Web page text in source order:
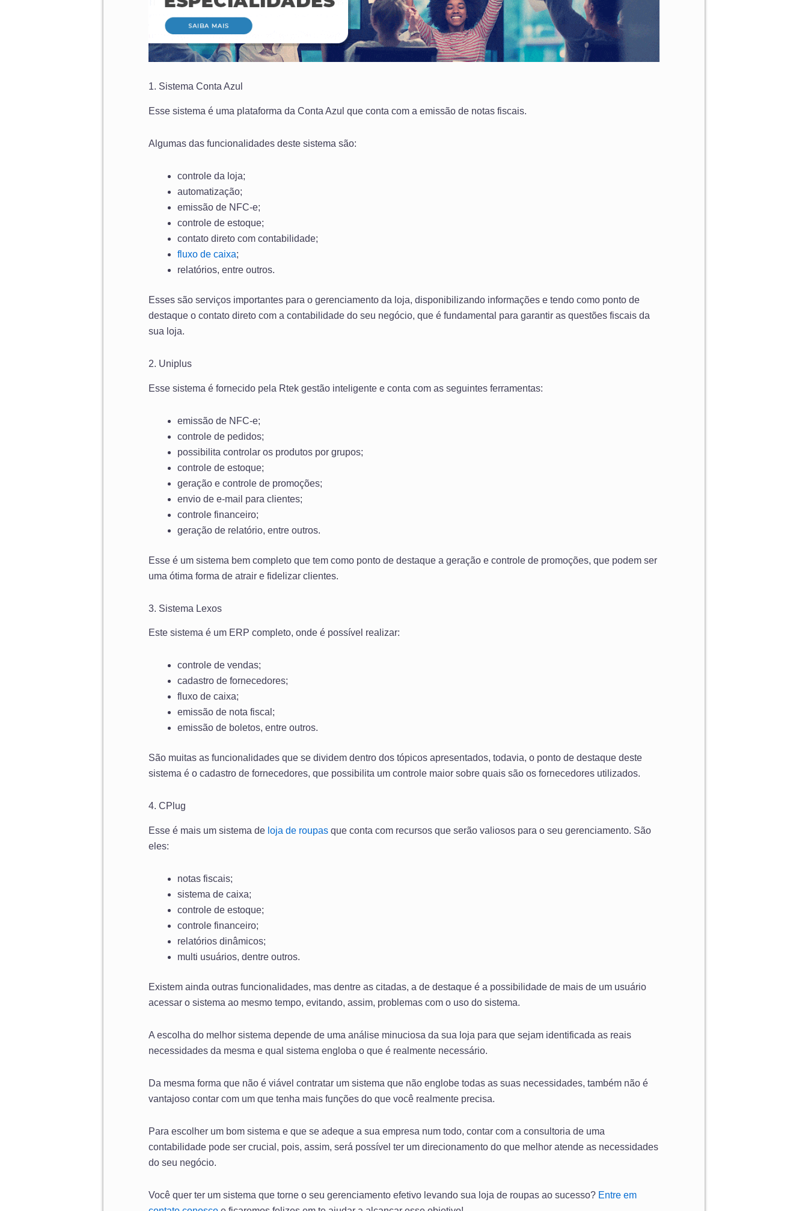
1. Sistema Conta Azul
Esse sistema é uma plataforma da Conta Azul que conta com a emissão de notas fiscais.
Algumas das funcionalidades deste sistema são:
controle da loja;
automatização;
emissão de NFC-e;
controle de estoque;
contato direto com contabilidade;
fluxo de caixa;
relatórios, entre outros.
Esses são serviços importantes para o gerenciamento da loja, disponibilizando informações e tendo como ponto de
destaque o contato direto com a contabilidade do seu negócio, que é fundamental para garantir as questões fiscais da
sua loja.
2. Uniplus
Esse sistema é fornecido pela Rtek gestão inteligente e conta com as seguintes ferramentas:
emissão de NFC-e;
controle de pedidos;
possibilita controlar os produtos por grupos;
controle de estoque;
geração e controle de promoções;
envio de e-mail para clientes;
controle financeiro;
geração de relatório, entre outros.
Esse é um sistema bem completo que tem como ponto de destaque a geração e controle de promoções, que podem ser
uma ótima forma de atrair e fidelizar clientes.
3. Sistema Lexos
Este sistema é um ERP completo, onde é possível realizar:
controle de vendas;
cadastro de fornecedores;
fluxo de caixa;
emissão de nota fiscal;
emissão de boletos, entre outros.
São muitas as funcionalidades que se dividem dentro dos tópicos apresentados, todavia, o ponto de destaque deste
sistema é o cadastro de fornecedores, que possibilita um controle maior sobre quais são os fornecedores utilizados.
4. CPlug
Esse é mais um sistema de loja de roupas que conta com recursos que serão valiosos para o seu gerenciamento. São
eles:
notas fiscais;
sistema de caixa;
controle de estoque;
controle financeiro;
relatórios dinâmicos;
multi usuários, dentre outros.
Existem ainda outras funcionalidades, mas dentre as citadas, a de destaque é a possibilidade de mais de um usuário
acessar o sistema ao mesmo tempo, evitando, assim, problemas com o uso do sistema.
A escolha do melhor sistema depende de uma análise minuciosa da sua loja para que sejam identificada as reais
necessidades da mesma e qual sistema engloba o que é realmente necessário.
Da mesma forma que não é viável contratar um sistema que não englobe todas as suas necessidades, também não é
vantajoso contar com um que tenha mais funções do que você realmente precisa.
Para escolher um bom sistema e que se adeque a sua empresa num todo, contar com a consultoria de uma
contabilidade pode ser crucial, pois, assim, será possível ter um direcionamento do que melhor atende as necessidades
do seu negócio.
Você quer ter um sistema que torne o seu gerenciamento efetivo levando sua loja de roupas ao sucesso? Entre em